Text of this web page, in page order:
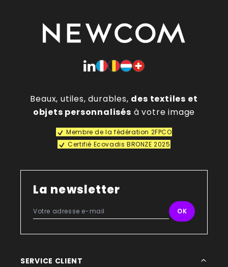
Beaux, utiles, durables, des textiles et
objets personnalisés à votre image
Membre de la fédération 2FPCO
Certifié Ecovadis BRONZE 2025
La newsletter
SERVICE CLIENT